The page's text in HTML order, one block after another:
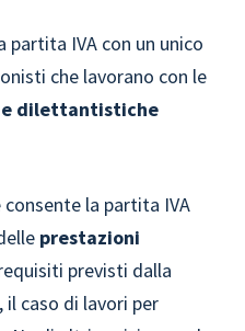
partita IVA con un unico
che lavorano con le
e dilettantistiche
la partita IVA
prestazioni
previsti dalla
il caso di lavori per